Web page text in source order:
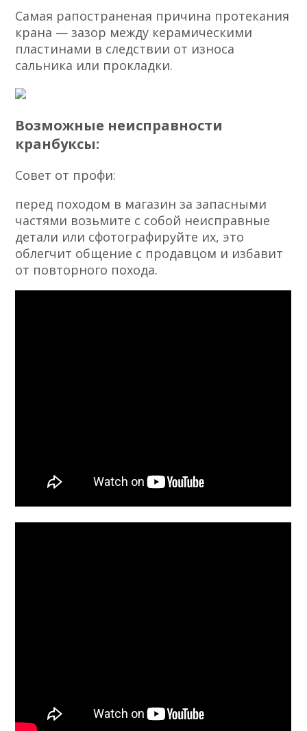
Самая рапостраненая причина протекания
крана — зазор между керамическими
пластинами в следствии от износа
сальника или прокладки.
Возможные неисправности
кранбуксы:
Совет от профи:
перед походом в магазин за запасными
частями возьмите с собой неисправные
детали или сфотографируйте их, это
облегчит общение с продавцом и избавит
от повторного похода.